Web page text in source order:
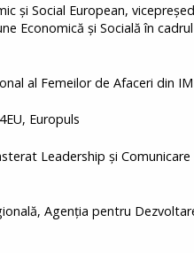
Social European,
Economică și Socială în
al Femeilor de Afaceri din
Europuls
Leadership și Comunicare
Agenția pentru